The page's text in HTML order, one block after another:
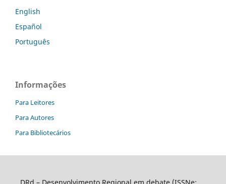
English
Español
Português
Informações
Para Leitores
Para Autores
Para Bibliotecários
DRd – Desenvolvimento Regional em debate (ISSNe: